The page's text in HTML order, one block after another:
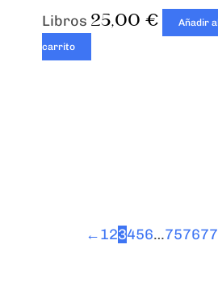
Libros 25,00 € Añadir
carrito
←123456…757677